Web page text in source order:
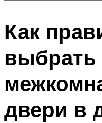
Как
выбрать
двери в